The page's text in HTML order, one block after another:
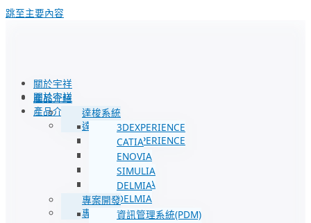
跳至主要內容
關於宇祥
產品介紹
達梭系統
3DEXPERIENCE
CATIA
ENOVIA
SIMULIA
DELMIA
專案開發
關於宇祥
產品介紹
達梭系統
3DEXPERIENCE
CATIA
ENOVIA
SIMULIA
DELMIA
專案開發
資訊管理系統(PDM)